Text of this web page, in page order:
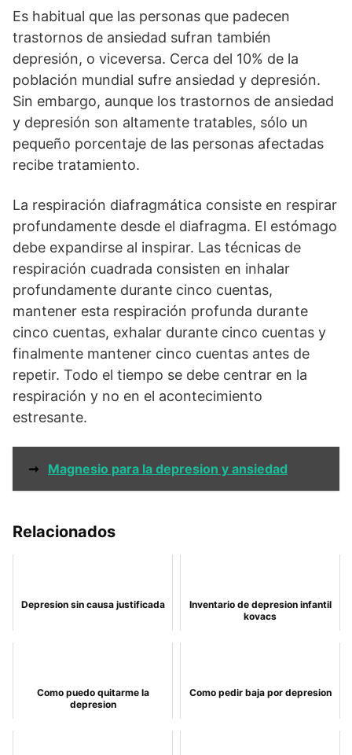
Es habitual que las personas que padecen
trastornos de ansiedad sufran también
depresión, o viceversa. Cerca del 10% de la
población mundial sufre ansiedad y depresión.
Sin embargo, aunque los trastornos de ansiedad
y depresión son altamente tratables, sólo un
pequeño porcentaje de las personas afectadas
recibe tratamiento.
La respiración diafragmática consiste en respirar
profundamente desde el diafragma. El estómago
debe expandirse al inspirar. Las técnicas de
respiración cuadrada consisten en inhalar
profundamente durante cinco cuentas,
mantener esta respiración profunda durante
cinco cuentas, exhalar durante cinco cuentas y
finalmente mantener cinco cuentas antes de
repetir. Todo el tiempo se debe centrar en la
respiración y no en el acontecimiento
estresante.
➞ Magnesio para la depresion y ansiedad
Relacionados
Depresion sin causa justificada
Inventario de depresion infantil
kovacs
Como puedo quitarme la
depresion
Como pedir baja por depresion